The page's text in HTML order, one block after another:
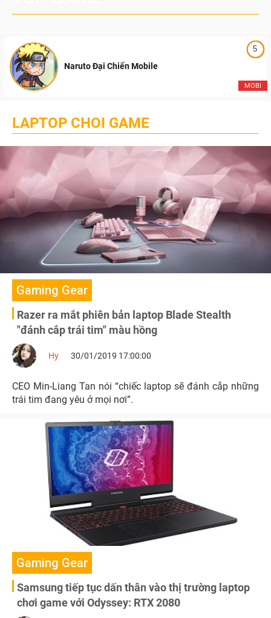
5
MOBI
Naruto Đại Chiến Mobile
LAPTOP CHOI GAME
Gaming Gear
Razer ra mắt phiên bản laptop Blade Stealth
"đánh cắp trái tim" màu hồng
Hy 30/01/2019 17:00:00
CEO Min-Liang Tan nói “chiếc laptop sẽ đánh cắp những
trái tim đang yêu ở mọi nơi”.
Gaming Gear
Samsung tiếp tục dấn thân vào thị trường laptop
chơi game với Odyssey: RTX 2080